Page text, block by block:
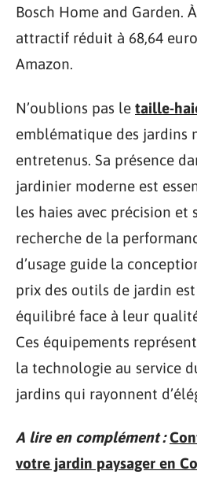
Bosch Home and Garden.
attractif réduit à 68,64
Amazon.
N’oublions pas le taille-
emblématique des jardins
entretenus. Sa présence
jardinier moderne est
les haies avec précision et
recherche de la
d’usage guide la
prix des outils de jardin
équilibré face à leur
Ces équipements
la technologie au service
jardins qui rayonnent
A lire en complément :
votre jardin paysager en